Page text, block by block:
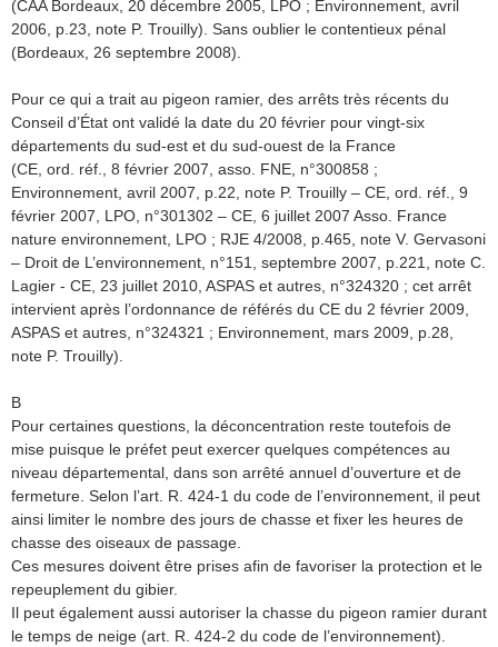
(CAA Bordeaux, 20 décembre 2005, LPO ; Environnement, avril
2006, p.23, note P. Trouilly). Sans oublier le contentieux pénal
(Bordeaux, 26 septembre 2008).
Pour ce qui a trait au pigeon ramier, des arrêts très récents du
Conseil d’État ont validé la date du 20 février pour vingt-six
départements du sud-est et du sud-ouest de la France
(CE, ord. réf., 8 février 2007, asso. FNE, n°300858 ;
Environnement, avril 2007, p.22, note P. Trouilly – CE, ord. réf., 9
février 2007, LPO, n°301302 – CE, 6 juillet 2007 Asso. France
nature environnement, LPO ; RJE 4/2008, p.465, note V. Gervasoni
– Droit de L’environnement, n°151, septembre 2007, p.221, note C.
Lagier - CE, 23 juillet 2010, ASPAS et autres, n°324320 ; cet arrêt
intervient après l’ordonnance de référés du CE du 2 février 2009,
ASPAS et autres, n°324321 ; Environnement, mars 2009, p.28,
note P. Trouilly).
B
Pour certaines questions, la déconcentration reste toutefois de
mise puisque le préfet peut exercer quelques compétences au
niveau départemental, dans son arrêté annuel d’ouverture et de
fermeture. Selon l’art. R. 424-1 du code de l’environnement, il peut
ainsi limiter le nombre des jours de chasse et fixer les heures de
chasse des oiseaux de passage.
Ces mesures doivent être prises afin de favoriser la protection et le
repeuplement du gibier.
Il peut également aussi autoriser la chasse du pigeon ramier durant
le temps de neige (art. R. 424-2 du code de l’environnement).